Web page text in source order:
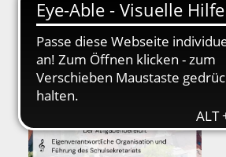
Stellenausschreibung